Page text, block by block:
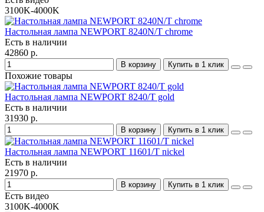
3100K-4000K
Настольная лампа NEWPORT 8240N/T chrome
Есть в наличии
42860 р.
В корзину Купить в 1 клик
Похожие товары
Настольная лампа NEWPORT 8240/T gold
Есть в наличии
31930 р.
В корзину Купить в 1 клик
Настольная лампа NEWPORT 11601/T nickel
Есть в наличии
21970 р.
В корзину Купить в 1 клик
Есть видео
3100K-4000K